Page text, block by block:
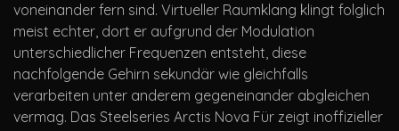
voneinander fern sind. Virtueller Raumklang klingt folglich
meist echter, dort er aufgrund der Modulation
unterschiedlicher Frequenzen entsteht, diese
nachfolgende Gehirn sekundär wie gleichfalls
verarbeiten unter anderem gegeneinander abgleichen
vermag. Das Steelseries Arctis Nova Für zeigt inoffizieller